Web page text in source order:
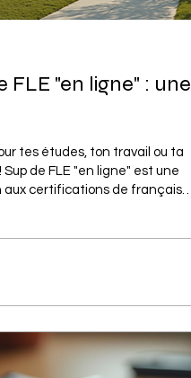
"en ligne" : une
tes études, ton travail ou ta
de FLE "en ligne" est une
aux certifications de français
francophone, Sup de FLE te